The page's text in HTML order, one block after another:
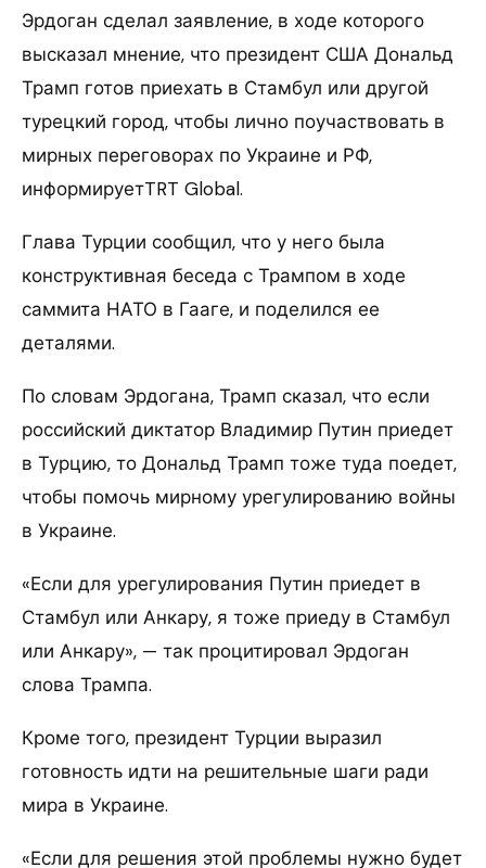
Эрдоган сделал заявление, в ходе которого
высказал мнение, что президент США Дональд
Трамп готов приехать в Стамбул или другой
турецкий город, чтобы лично поучаствовать в
мирных переговорах по Украине и РФ,
информируетTRT Global.
Глава Турции сообщил, что у него была
конструктивная беседа с Трампом в ходе
саммита НАТО в Гааге, и поделился ее
деталями.
По словам Эрдогана, Трамп сказал, что если
российский диктатор Владимир Путин приедет
в Турцию, то Дональд Трамп тоже туда поедет,
чтобы помочь мирному урегулированию войны
в Украине.
«Если для урегулирования Путин приедет в
Стамбул или Анкару, я тоже приеду в Стамбул
или Анкару», — так процитировал Эрдоган
слова Трампа.
Кроме того, президент Турции выразил
готовность идти на решительные шаги ради
мира в Украине.
«Если для решения этой проблемы нужно будет